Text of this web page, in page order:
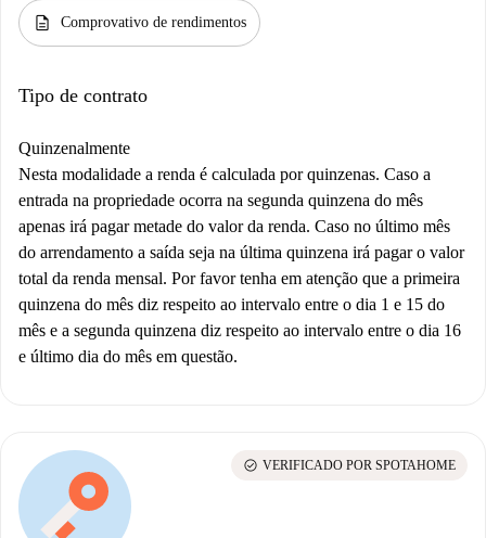
description Comprovativo de rendimentos
Tipo de contrato
Quinzenalmente
Nesta modalidade a renda é calculada por quinzenas. Caso a
entrada na propriedade ocorra na segunda quinzena do mês
apenas irá pagar metade do valor da renda. Caso no último mês
do arrendamento a saída seja na última quinzena irá pagar o valor
total da renda mensal. Por favor tenha em atenção que a primeira
quinzena do mês diz respeito ao intervalo entre o dia 1 e 15 do
mês e a segunda quinzena diz respeito ao intervalo entre o dia 16
e último dia do mês em questão.
check_circle VERIFICADO POR SPOTAHOME